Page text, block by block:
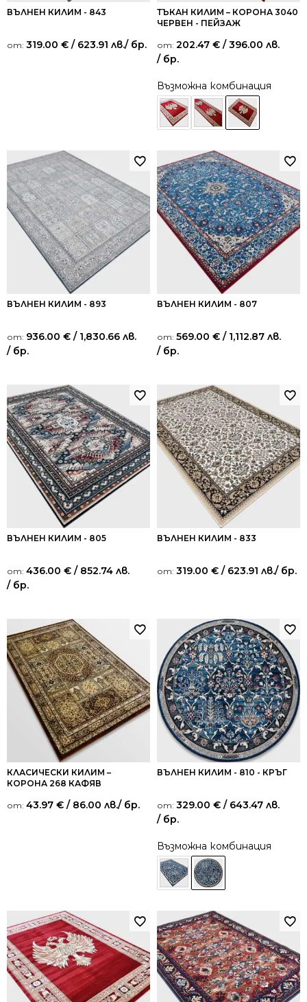
ВЪЛНЕН КИЛИМ - 843
от: 319.00 € / 623.91 лв./ бр.
ТЪКАН КИЛИМ – КОРОНА 3040
ЧЕРВЕН - ПЕЙЗАЖ
от: 202.47 € / 396.00 лв.
/ бр.
Възможна комбинация
ВЪЛНЕН КИЛИМ - 893
от: 936.00 € / 1,830.66 лв.
/ бр.
ВЪЛНЕН КИЛИМ - 807
от: 569.00 € / 1,112.87 лв.
/ бр.
ВЪЛНЕН КИЛИМ - 805
от: 436.00 € / 852.74 лв.
/ бр.
ВЪЛНЕН КИЛИМ - 833
от: 319.00 € / 623.91 лв./ бр.
КЛАСИЧЕСКИ КИЛИМ –
КОРОНА 268 КАФЯВ
от: 43.97 € / 86.00 лв./ бр.
ВЪЛНЕН КИЛИМ - 810 - КРЪГ
от: 329.00 € / 643.47 лв.
/ бр.
Възможна комбинация